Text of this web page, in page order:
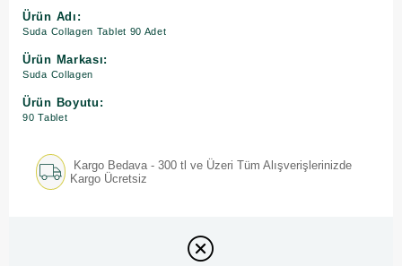
Ürün Adı:
Suda Collagen Tablet 90 Adet
Ürün Markası:
Suda Collagen
Ürün Boyutu:
90 Tablet
Kargo Bedava - 300 tl ve Üzeri Tüm Alışverişlerinizde
Kargo Ücretsiz